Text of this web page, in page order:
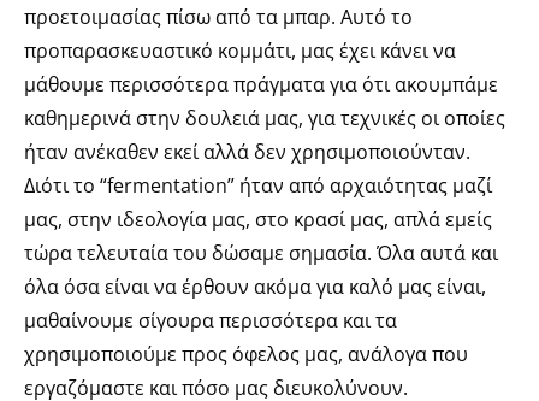
προετοιμασίας πίσω από τα μπαρ. Αυτό το
προπαρασκευαστικό κομμάτι, μας έχει κάνει να
μάθουμε περισσότερα πράγματα για ότι ακουμπάμε
καθημερινά στην δουλειά μας, για τεχνικές οι οποίες
ήταν ανέκαθεν εκεί αλλά δεν χρησιμοποιούνταν.
Διότι το “fermentation” ήταν από αρχαιότητας μαζί
μας, στην ιδεολογία μας, στο κρασί μας, απλά εμείς
τώρα τελευταία του δώσαμε σημασία. Όλα αυτά και
όλα όσα είναι να έρθουν ακόμα για καλό μας είναι,
μαθαίνουμε σίγουρα περισσότερα και τα
χρησιμοποιούμε προς όφελος μας, ανάλογα που
εργαζόμαστε και πόσο μας διευκολύνουν.